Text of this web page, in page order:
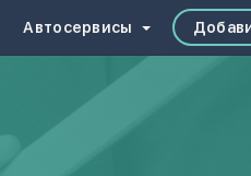
Автосервисы